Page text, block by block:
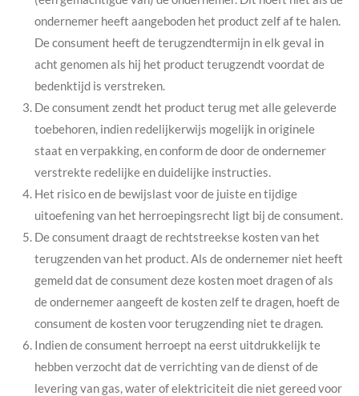
ondernemer heeft aangeboden het product zelf af te halen.
De consument heeft de terugzendtermijn in elk geval in
acht genomen als hij het product terugzendt voordat de
bedenktijd is verstreken.
De consument zendt het product terug met alle geleverde
toebehoren, indien redelijkerwijs mogelijk in originele
staat en verpakking, en conform de door de ondernemer
verstrekte redelijke en duidelijke instructies.
Het risico en de bewijslast voor de juiste en tijdige
uitoefening van het herroepingsrecht ligt bij de consument.
De consument draagt de rechtstreekse kosten van het
terugzenden van het product. Als de ondernemer niet heeft
gemeld dat de consument deze kosten moet dragen of als
de ondernemer aangeeft de kosten zelf te dragen, hoeft de
consument de kosten voor terugzending niet te dragen.
Indien de consument herroept na eerst uitdrukkelijk te
hebben verzocht dat de verrichting van de dienst of de
levering van gas, water of elektriciteit die niet gereed voor